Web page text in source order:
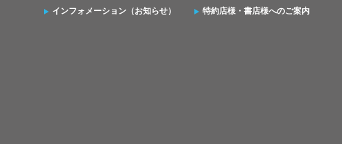
インフォメーション（お知らせ）
特約店様・書店様へのご案内